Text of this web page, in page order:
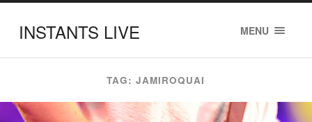
INSTANTS LIVE MENU
TAG: JAMIROQUAI